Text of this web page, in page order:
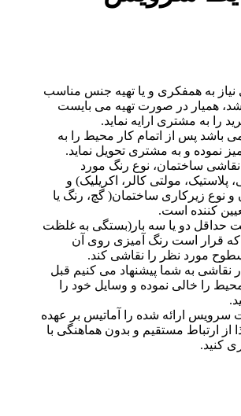
به همفکری و یا تهیه جنس مناسب
همیار در صورت تهیه می بایست
را به مشتری ارایه نماید.
باشد پس از اتمام کار محیط را به
نموده و به مشتری تحویل نماید.
ساختمان، نوع رنگ مورد
پلاستیک، مولتی کالر، اکریلیک) و
و نوع زیرکاری ساختمان( گچ، رنگ یا
کننده است.
حداقل دو یا سه بار(بستگی به غلظت
قرار است رنگ آمیزی روی آن
مورد نظر را نقاشی کند.
نقاشی به شما پیشنهاد می کنیم قبل
را خالی نموده و وسایل خود را
سرویس ارائه شده را آماتیس بر عهده
از ارتباط مستقیم و بدون هماهنگی با
کنید.